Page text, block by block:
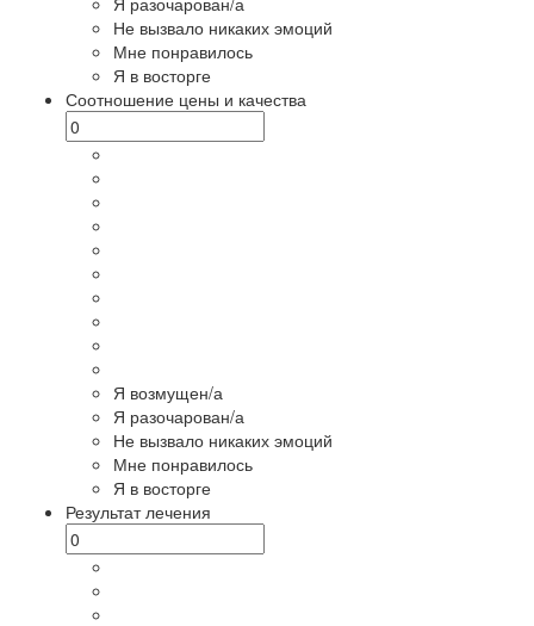
Не вызвало никаких эмоций
Мне понравилось
Я в восторге
Соотношение цены и качества
Я возмущен/а
Я разочарован/а
Не вызвало никаких эмоций
Мне понравилось
Я в восторге
Результат лечения